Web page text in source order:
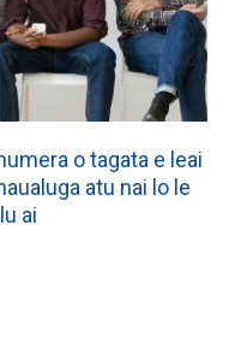
o tagata e leai
atu nai lo le
ai